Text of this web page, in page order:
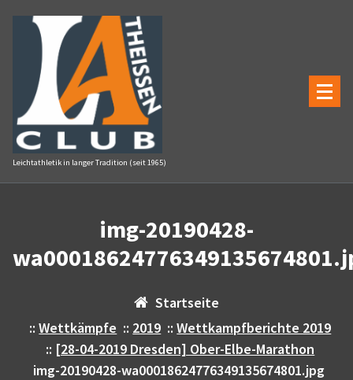
Inhalt
springen
Leichtathletik in langer Tradition (seit 1965)
img-20190428-
Startseite
::Wettkämpfe :: 2019 ::Wettkampfberichte 2019
:: [28-04-2019 Dresden] Ober-Elbe-Marathon
img-20190428-wa00018624776349135674801.jpg